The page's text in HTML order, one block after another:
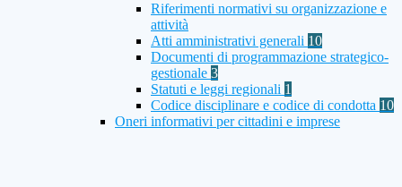
Riferimenti normativi su organizzazione e
attività
Atti amministrativi generali 10
Documenti di programmazione strategico-
gestionale 3
Statuti e leggi regionali 1
Codice disciplinare e codice di condotta 10
Oneri informativi per cittadini e imprese